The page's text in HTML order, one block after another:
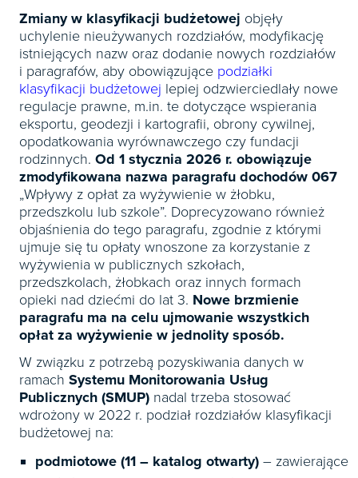
Webinaria
E-booki
Webinaria
E-wydania
Książki
E-booki
Webinaria
Czasopisma
E-wydania
Książki
E-booki
Webinaria
INFORLEX 
Oprogramowanie 
Zarządzanie i HRM 
Czasopisma
E-wydania
Książki
E-booki
Webinaria
Prawo gospodarcze 
Czasopisma
E-wydania
Książki
E-booki
Webinaria
Prawo dla każdego 
Czasopisma
E-wydania
Książki
E-booki
Webinaria
Zmiany w klasyfikacji budżetowej objęły
uchylenie nieużywanych rozdziałów, modyfikację
istniejących nazw oraz dodanie nowych rozdziałów
i paragrafów, aby obowiązujące podziałki
klasyfikacji budżetowej lepiej odzwierciedlały nowe
regulacje prawne, m.in. te dotyczące wspierania
eksportu, geodezji i kartografii, obrony cywilnej,
opodatkowania wyrównawczego czy fundacji
rodzinnych. Od 1 stycznia 2026 r. obowiązuje
zmodyfikowana nazwa paragrafu dochodów 067
„Wpływy z opłat za wyżywienie w żłobku,
przedszkolu lub szkole”. Doprecyzowano również
objaśnienia do tego paragrafu, zgodnie z którymi
ujmuje się tu opłaty wnoszone za korzystanie z
wyżywienia w publicznych szkołach,
przedszkolach, żłobkach oraz innych formach
opieki nad dziećmi do lat 3. Nowe brzmienie
paragrafu ma na celu ujmowanie wszystkich
opłat za wyżywienie w jednolity sposób.
W związku z potrzebą pozyskiwania danych w
ramach Systemu Monitorowania Usług
Publicznych (SMUP) nadal trzeba stosować
wdrożony w 2022 r. podział rozdziałów klasyfikacji
budżetowej na:
podmiotowe (11 – katalog otwarty) – zawierające